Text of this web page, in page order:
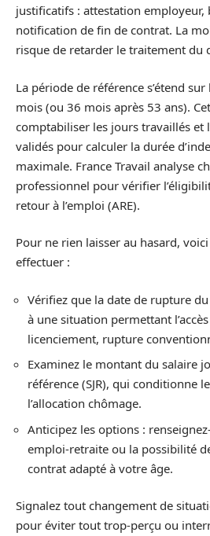
justificatifs : attestation employeur,
notification de fin de contrat. La
risque de retarder le traitement du
La période de référence s’étend
mois (ou 36 mois après 53 ans).
comptabiliser les jours travaillés et
validés pour calculer la durée
maximale. France Travail analyse
professionnel pour vérifier
retour à l’emploi (ARE).
Pour ne rien laisser au hasard,
effectuer :
Vérifiez que la date de rupture
à une situation permettant l’accès
licenciement, rupture
Examinez le montant du salaire
référence (SJR), qui conditionne
l’allocation chômage.
Anticipez les options :
emploi-retraite ou la possibilité
contrat adapté à votre âge.
Signalez tout changement de
pour éviter tout trop-perçu ou